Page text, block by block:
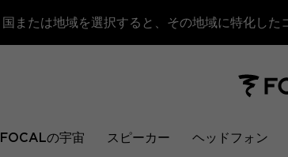
国または地域を選択すると、その地域に特化した
FOCALの宇宙 スピーカー ヘッドフォン